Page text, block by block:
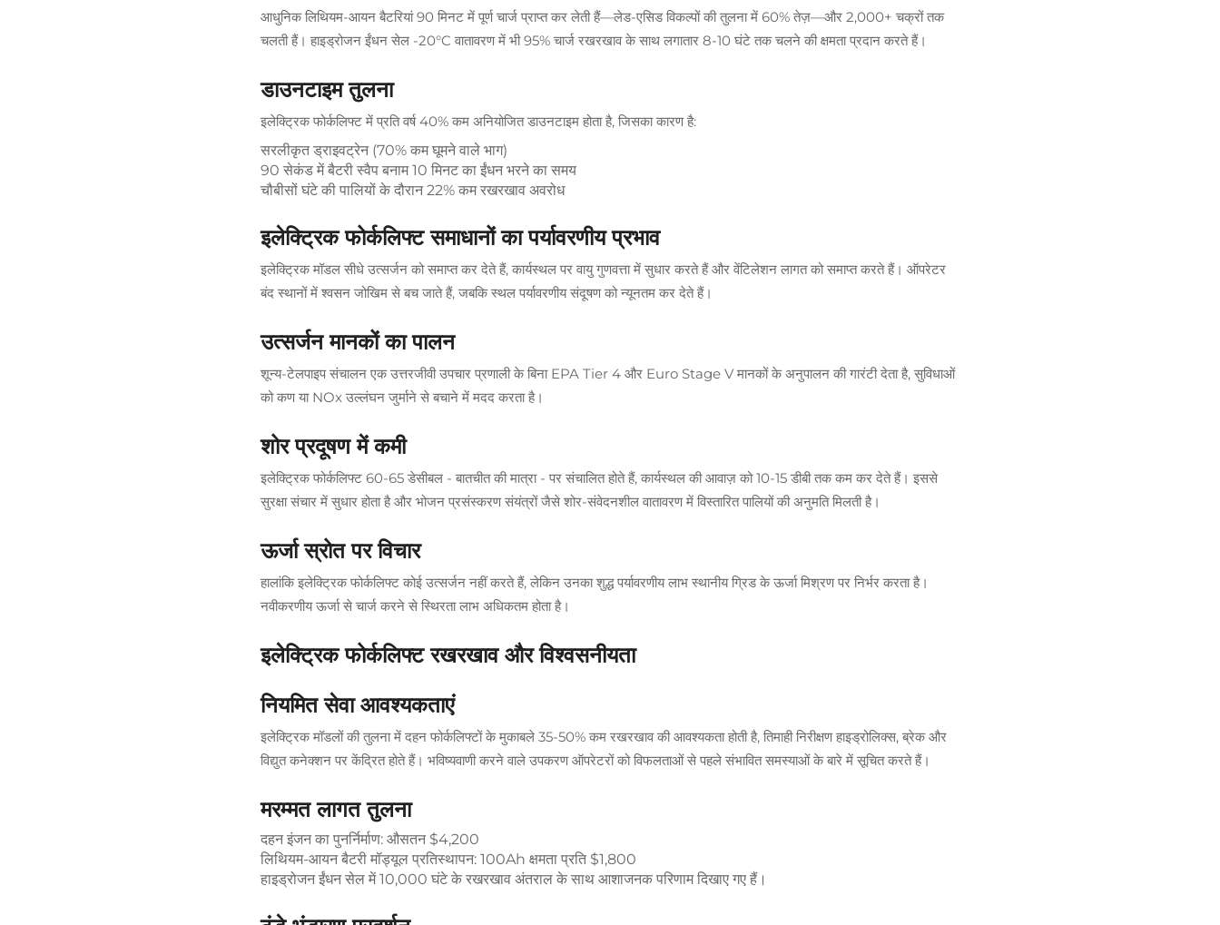
आधुनिक लिथियम-आयन बैटरियां 90 मिनट में पूर्ण चार्ज प्राप्त कर लेती हैं—लेड-एसिड विकल्पों की तुलना में 60% तेज़—और 2,000+ चक्रों तक
चलती हैं। हाइड्रोजन ईंधन सेल -20°C वातावरण में भी 95% चार्ज रखरखाव के साथ लगातार 8-10 घंटे तक चलने की क्षमता प्रदान करते हैं।
डाउनटाइम तुलना
इलेक्ट्रिक फोर्कलिफ्ट में प्रति वर्ष 40% कम अनियोजित डाउनटाइम होता है, जिसका कारण है:
सरलीकृत ड्राइवट्रेन (70% कम घूमने वाले भाग)
90 सेकंड में बैटरी स्वैप बनाम 10 मिनट का ईंधन भरने का समय
चौबीसों घंटे की पालियों के दौरान 22% कम रखरखाव अवरोध
इलेक्ट्रिक फोर्कलिफ्ट समाधानों का पर्यावरणीय प्रभाव
इलेक्ट्रिक मॉडल सीधे उत्सर्जन को समाप्त कर देते हैं, कार्यस्थल पर वायु गुणवत्ता में सुधार करते हैं और वेंटिलेशन लागत को समाप्त करते हैं। ऑपरेटर
बंद स्थानों में श्वसन जोखिम से बच जाते हैं, जबकि स्थल पर्यावरणीय संदूषण को न्यूनतम कर देते हैं।
उत्सर्जन मानकों का पालन
शून्य-टेलपाइप संचालन एक उत्तरजीवी उपचार प्रणाली के बिना EPA Tier 4 और Euro Stage V मानकों के अनुपालन की गारंटी देता है, सुविधाओं
को कण या NOx उल्लंघन जुर्माने से बचाने में मदद करता है।
शोर प्रदूषण में कमी
इलेक्ट्रिक फोर्कलिफ्ट 60-65 डेसीबल - बातचीत की मात्रा - पर संचालित होते हैं, कार्यस्थल की आवाज़ को 10-15 डीबी तक कम कर देते हैं। इससे
सुरक्षा संचार में सुधार होता है और भोजन प्रसंस्करण संयंत्रों जैसे शोर-संवेदनशील वातावरण में विस्तारित पालियों की अनुमति मिलती है।
ऊर्जा स्रोत पर विचार
हालांकि इलेक्ट्रिक फोर्कलिफ्ट कोई उत्सर्जन नहीं करते हैं, लेकिन उनका शुद्ध पर्यावरणीय लाभ स्थानीय ग्रिड के ऊर्जा मिश्रण पर निर्भर करता है।
नवीकरणीय ऊर्जा से चार्ज करने से स्थिरता लाभ अधिकतम होता है।
इलेक्ट्रिक फोर्कलिफ्ट रखरखाव और विश्वसनीयता
नियमित सेवा आवश्यकताएं
इलेक्ट्रिक मॉडलों की तुलना में दहन फोर्कलिफ्टों के मुकाबले 35-50% कम रखरखाव की आवश्यकता होती है, तिमाही निरीक्षण हाइड्रोलिक्स, ब्रेक और
विद्युत कनेक्शन पर केंद्रित होते हैं। भविष्यवाणी करने वाले उपकरण ऑपरेटरों को विफलताओं से पहले संभावित समस्याओं के बारे में सूचित करते हैं।
मरम्मत लागत तुलना
दहन इंजन का पुनर्निर्माण: औसतन $4,200
लिथियम-आयन बैटरी मॉड्यूल प्रतिस्थापन: 100Ah क्षमता प्रति $1,800
हाइड्रोजन ईंधन सेल में 10,000 घंटे के रखरखाव अंतराल के साथ आशाजनक परिणाम दिखाए गए हैं।